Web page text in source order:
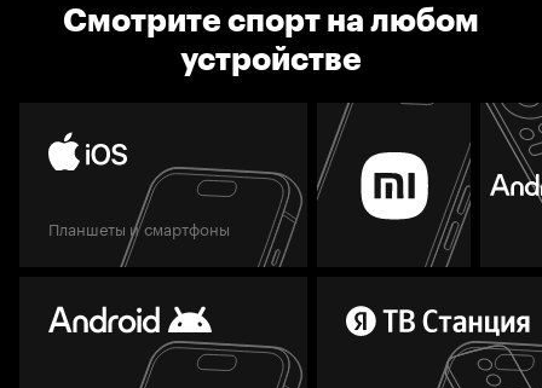
Смотрите спорт на любом
устройстве
Планшеты и смартфоны